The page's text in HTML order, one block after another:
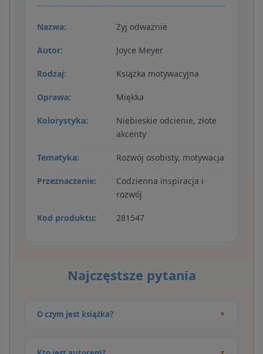
Nazwa: Żyj odważnie
Autor: Joyce Meyer
Rodzaj: Książka motywacyjna
Oprawa: Miękka
Kolorystyka:
Niebieskie odcienie, złote
akcenty
Tematyka: Rozwój osobisty, motywacja
Przeznaczenie:
Codzienna inspiracja i
rozwój
Kod produktu: 281547
Najczęstsze pytania
O czym jest książka?